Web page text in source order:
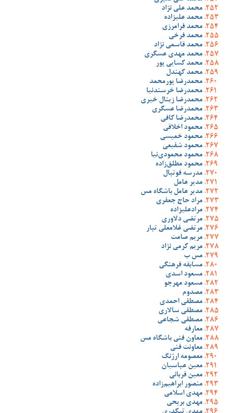
محمد علی نژاد
محمد علیزاده
محمد فرامرزی
محمد فرخی
محمد قاسمی نژاد
محمد مهدی عسگری
محمد کسایی پور
محمد کهندل
محمدرضا پورمحمد
محمدرضا خرسندنیا
محمدرضا زینال خیری
محمدرضا عسگری
محمدرضا کافی
محمود اخلاقی
محمود خمیسی
محمود شفیعی
محمود محمودی‌نیا
محمود مطلق‌زاده
مدرسه فوتبال
مدیر عامل
مدیر عامل باشگاه مس
مراد حاج جعفری
مرادعلیزاده
مرتضی دلاوری
مرتضی غلامعلی تبار
مریم صامت
مریم کرمی نژاد
مس ب
مسابقه فرهنگی
مسعود اسدی
مسعود مهرجو
مصدوم
مصطفی احمدی
مصطفی سالاری
مصطفی شجاعی
معارفه
معاون فنی باشگاه مس
معاونت فنی
معصومه ارژنگ
معین عباسیان
معین قربانی
منصور ابراهیم‌زاده
مهدی اسلامی
مهدی بریحی